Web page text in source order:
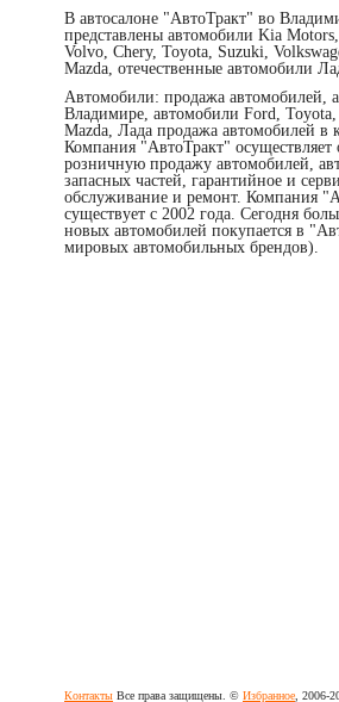
В автосалоне "АвтоТракт" во
представлены автомобили Kia
Volvo, Chery, Toyota, Suzuki,
Mazda, отечественные автомобили
Автомобили: продажа автомобилей,
Владимире, автомобили Ford, Toyota,
Mazda, Лада продажа автомобилей в
Компания "АвтоТракт" осуществляет
розничную продажу автомобилей,
запасных частей, гарантийное и
обслуживание и ремонт. Компания
существует с 2002 года. Сегодня
новых автомобилей покупается в
мировых автомобильных брендов).
Контакты Все права защищены. © Избранное , 2006-